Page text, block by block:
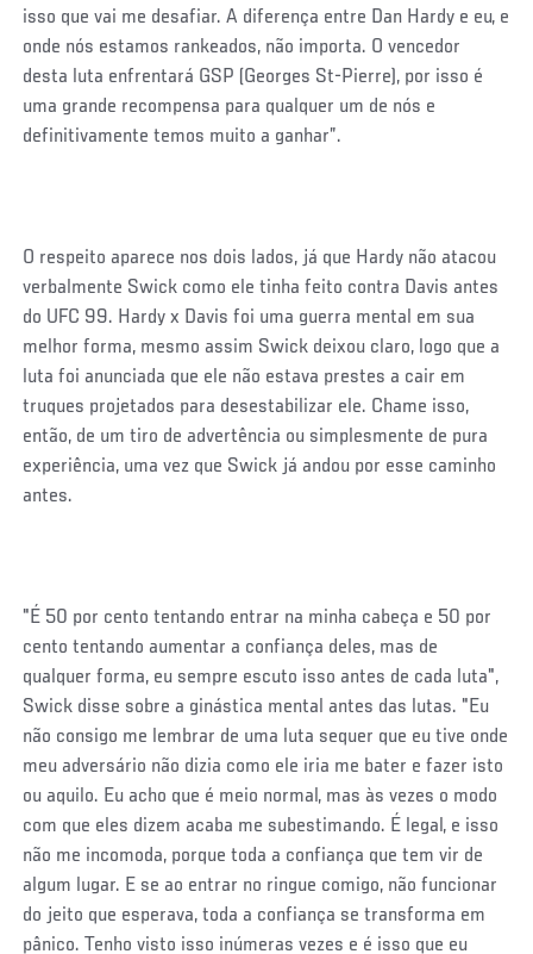
isso que vai me desafiar. A diferença entre Dan Hardy e eu, e
onde nós estamos rankeados, não importa. O vencedor
desta luta enfrentará GSP (Georges St-Pierre), por isso é
uma grande recompensa para qualquer um de nós e
definitivamente temos muito a ganhar”.
O respeito aparece nos dois lados, já que Hardy não atacou
verbalmente Swick como ele tinha feito contra Davis antes
do UFC 99. Hardy x Davis foi uma guerra mental em sua
melhor forma, mesmo assim Swick deixou claro, logo que a
luta foi anunciada que ele não estava prestes a cair em
truques projetados para desestabilizar ele. Chame isso,
então, de um tiro de advertência ou simplesmente de pura
experiência, uma vez que Swick já andou por esse caminho
antes.
"É 50 por cento tentando entrar na minha cabeça e 50 por
cento tentando aumentar a confiança deles, mas de
qualquer forma, eu sempre escuto isso antes de cada luta",
Swick disse sobre a ginástica mental antes das lutas. "Eu
não consigo me lembrar de uma luta sequer que eu tive onde
meu adversário não dizia como ele iria me bater e fazer isto
ou aquilo. Eu acho que é meio normal, mas às vezes o modo
com que eles dizem acaba me subestimando. É legal, e isso
não me incomoda, porque toda a confiança que tem vir de
algum lugar. E se ao entrar no ringue comigo, não funcionar
do jeito que esperava, toda a confiança se transforma em
pânico. Tenho visto isso inúmeras vezes e é isso que eu